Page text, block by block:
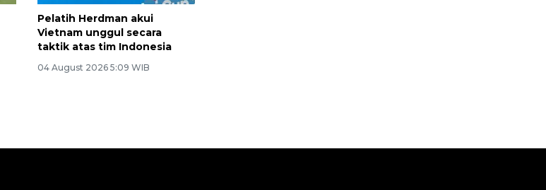
Pelatih Herdman akui
Vietnam unggul secara
taktik atas tim Indonesia
04 August 2026 5:09 WIB